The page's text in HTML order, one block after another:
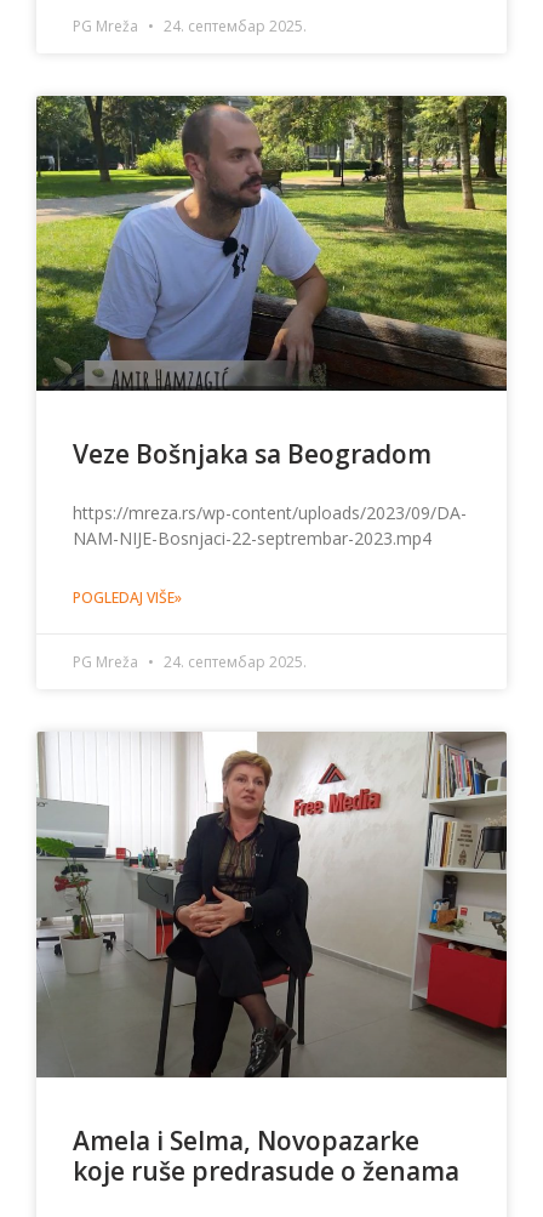
PG Mreža 24. септембар 2025.
Veze Bošnjaka sa Beogradom
https://mreza.rs/wp-content/uploads/2023/09/DA-
NAM-NIJE-Bosnjaci-22-septrembar-2023.mp4
POGLEDAJ VIŠE»
PG Mreža 24. септембар 2025.
Amela i Selma, Novopazarke
koje ruše predrasude o ženama